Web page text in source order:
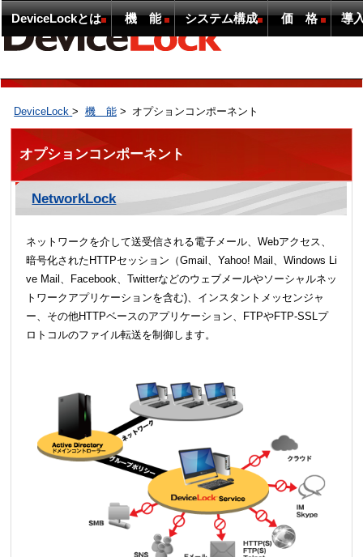
DeviceLockとは 機 能 システム構成 価 格 導
DeviceLock > 機 能> オプションコンポーネント
オプションコンポーネント
NetworkLock
ネットワークを介して送受信される電子メール、Webアクセス、
暗号化されたHTTPセッション（Gmail、Yahoo! Mail、Windows Li
ve Mail、Facebook、Twitterなどのウェブメールやソーシャルネッ
トワークアプリケーションを含む)、インスタントメッセンジャ
ー、その他HTTPベースのアプリケーション、FTPやFTP-SSLプ
ロトコルのファイル転送を制御します。